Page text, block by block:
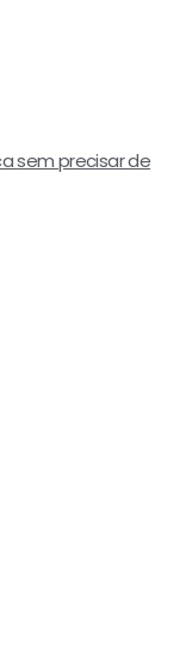
sem precisar de